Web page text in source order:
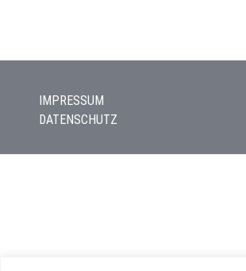
IMPRESSUM
DATENSCHUTZ